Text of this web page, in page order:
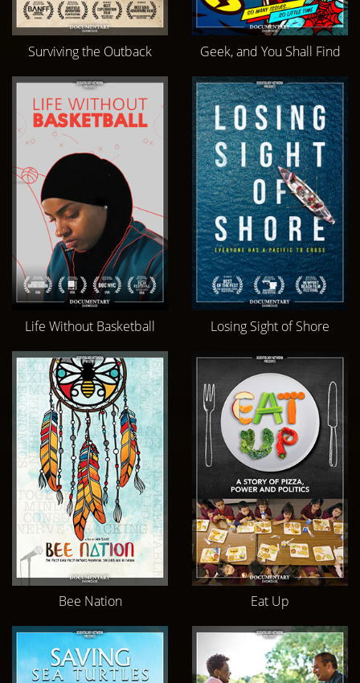
Surviving the Outback Geek, and You Shall Find
Life Without Basketball Losing Sight of Shore
Bee Nation Eat Up